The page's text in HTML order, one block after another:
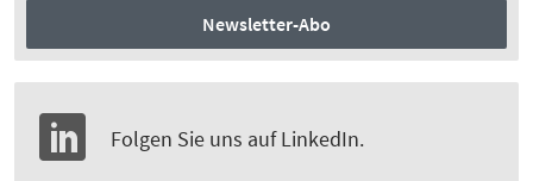
Newsletter-Abo
Folgen Sie uns auf LinkedIn.